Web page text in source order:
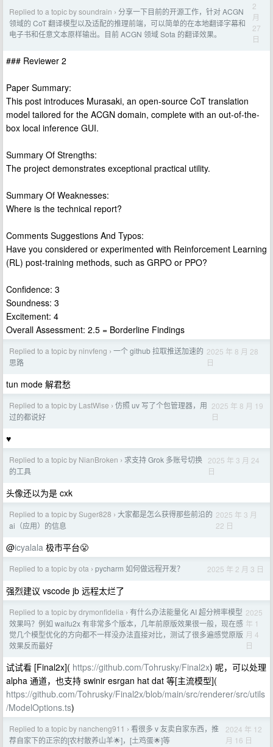
Replied to a topic by soundrain › 分享一下目前的开源工作，针对 ACGN
领域的 CoT 翻译模型以及适配的推理前端，可以简单的在本地翻译字幕和
电子书和任意文本原样输出。目前 ACGN 领域 Sota 的翻译效果。
2
月
27
日
### Reviewer 2
Paper Summary:
This post introduces Murasaki, an open-source CoT translation
model tailored for the ACGN domain, complete with an out-of-the-
box local inference GUI.
Summary Of Strengths:
The project demonstrates exceptional practical utility.
Summary Of Weaknesses:
Where is the technical report?
Comments Suggestions And Typos:
Have you considered or experimented with Reinforcement Learning
(RL) post-training methods, such as GRPO or PPO?
Confidence: 3
Soundness: 3
Excitement: 4
Overall Assessment: 2.5 = Borderline Findings
Replied to a topic by ninvfeng › 一个 github 拉取推送加速的
思路
2025 年 8 月 28
日
tun mode 解君愁
Replied to a topic by LastWise › 仿照 uv 写了个包管理器，用
过的都说好
2025 年 8 月 19
日
♥
Replied to a topic by NianBroken › 求支持 Grok 多账号切换
的工具
2025 年 3 月 24
日
头像还以为是 cxk
Replied to a topic by Suger828 › 大家都是怎么获得那些前沿的
ai（应用）的信息
2025 年 3 月
22 日
@icyalala 极市平台😤
Replied to a topic by ota › pycharm 如何做远程开发？ 2025 年 2 月 3 日
强烈建议 vscode jb 远程太烂了
Replied to a topic by drymonfidelia › 有什么办法能量化 AI 超分辨率模型
效果吗？例如 waifu2x 有非常多个版本，几年前原版效果很一般，现在感
觉几个模型优化的方向都不一样没办法直接对比，测试了很多遍感觉原版
效果反而最好
2025
年 1
月 4
日
试试看 [Final2x]( https://github.com/Tohrusky/Final2x) 呢，可以处理
alpha 通道，也支持 swinir esrgan hat dat 等[主流模型](
https://github.com/Tohrusky/Final2x/blob/main/src/renderer/src/utils
/ModelOptions.ts)
Replied to a topic by nancheng911 › 看很多 v 友卖自家东西，推
荐自家下的正宗的[农村散养山羊🌟]，[土鸡蛋🌟]等
2024 年 12
月 16 日